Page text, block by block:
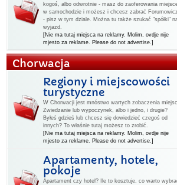
kogoś, albo odwrotnie - masz do zaoferowania
w samochodzie i możesz i chcesz zabrać
- pisz w tym dziale. Można tu także szukać "spółki"
wyjazd.
[Nie ma tutaj miejsca na reklamy. Molim, ovdje nije
mjesto za reklame. Please do not advertise.]
Chorwacja
Regiony i miejscowości
turystyczne
W Chorwacji jest mnóstwo wartych zobaczenia
Zwiedzanie lub wypoczynek, albo i jedno, i drugie?
Byłeś gdzieś lub chcesz się dowiedzieć czegoś od
innych? To właśnie tutaj możesz to zrobić.
[Nie ma tutaj miejsca na reklamy. Molim, ovdje nije
mjesto za reklame. Please do not advertise.]
Apartamenty, hotele,
pokoje
Apartament czy hotel? Ile to kosztuje, co warto